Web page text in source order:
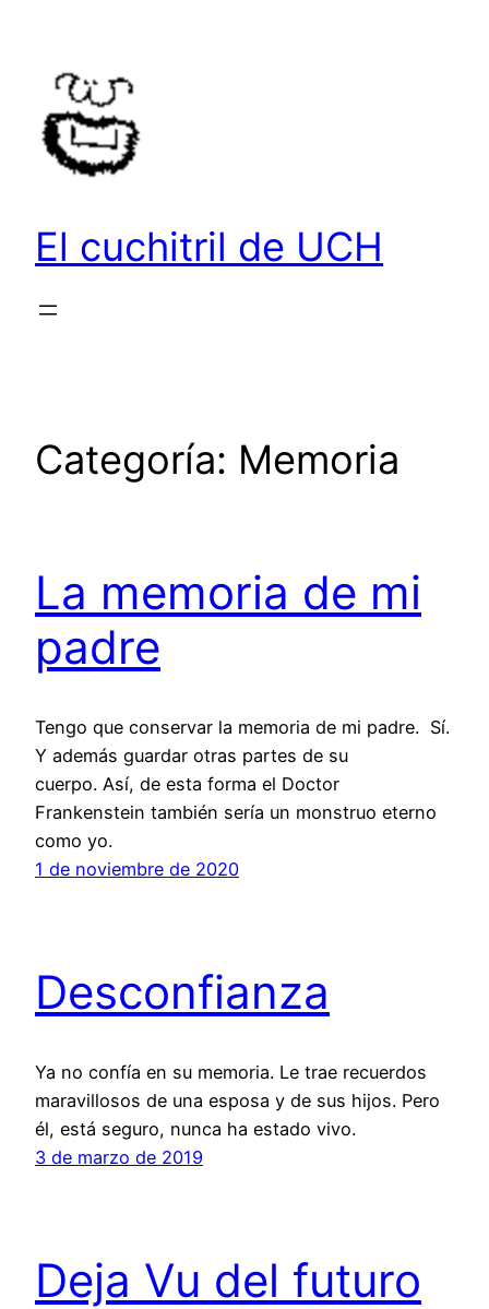
contenido
El cuchitril de UCH
Categoría: Memoria
La memoria de mi
padre
Tengo que conservar la memoria de mi padre. Sí.
Y además guardar otras partes de su
cuerpo. Así, de esta forma el Doctor
Frankenstein también sería un monstruo eterno
como yo.
1 de noviembre de 2020
Desconfianza
Ya no confía en su memoria. Le trae recuerdos
maravillosos de una esposa y de sus hijos. Pero
él, está seguro, nunca ha estado vivo.
3 de marzo de 2019
Deja Vu del futuro